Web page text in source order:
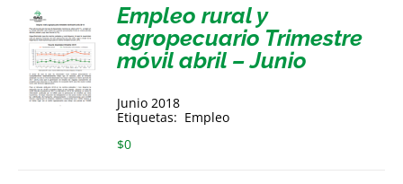
Empleo rural y
agropecuario Trimestre
móvil abril – Junio
Junio 2018
Etiquetas: Empleo
$0